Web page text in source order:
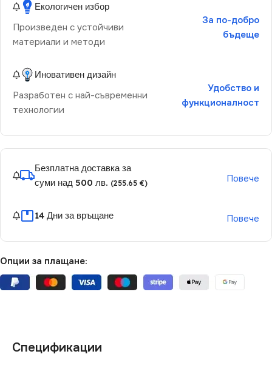
Екологичен избор
Произведен с устойчиви
материали и методи
За по-добро
бъдеще
Иновативен дизайн
Разработен с най-съвременни
технологии
Удобство и
функционалност
Безплатна доставка за
суми над 500 лв. (255.65 €) Повече
14 Дни за връщане Повече
Опции за плащане:
Спецификации